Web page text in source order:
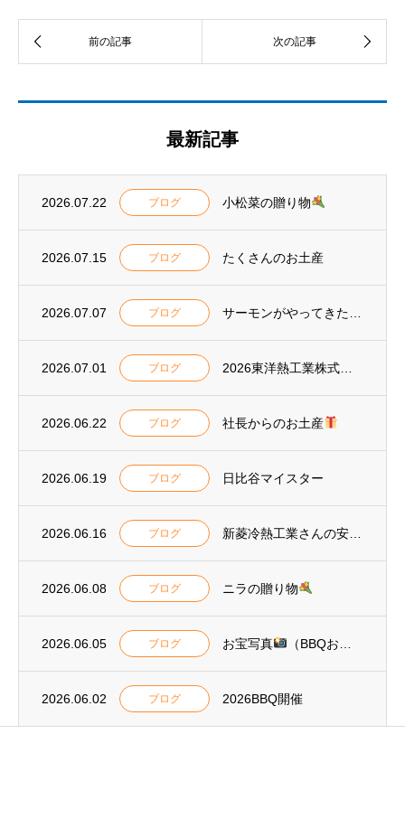
最新記事
2026.07.22 ブログ 小松菜の贈り物
2026.07.15 ブログ たくさんのお土産
2026.07.07 ブログ
2026.07.01 ブログ
2026.06.22 ブログ 社長からのお土産
2026.06.19 ブログ 日比谷マイスター
2026.06.16 ブログ
2026.06.08 ブログ ニラの贈り物
2026.06.05 ブログ お宝写真 （BBQおまけ）
2026.06.02 ブログ 2026BBQ開催